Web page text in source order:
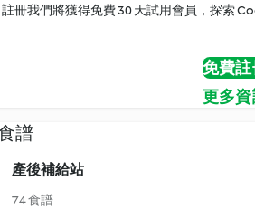
註冊我們將獲得免費 30 天試用會員，探索
免費
更多
譜
產後補給站
74 食譜